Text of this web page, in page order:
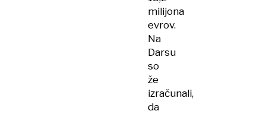
milijona
evrov.
Na
Darsu
so
že
izračunali,
da